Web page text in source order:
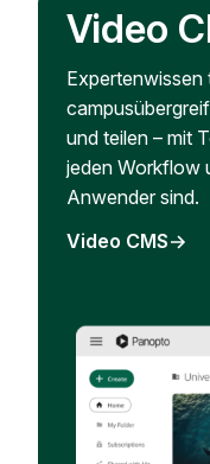
Video
Expertenwissen
und teilen – mit
jeden Workflow
Anwender sind.
Video CMS